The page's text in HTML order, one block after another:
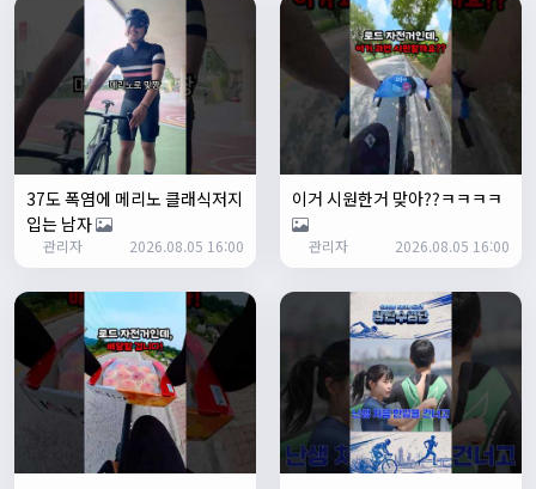
명신이 13:35:29
안녕하세요
1/27/2025
루나워커20:37:55
좋네요. 이것저것 많이요
열심히타자21:12:34
설연휴인데 날씨가..ㅠㅠ
1/28/2025
꼬유10:07:01
명절 행복하게 보내세요~ !!
1/29/2025
2chun09:38:46
명절 잘 보내세요~!
명신이12:33:45
명절 잘보내세요~
2/1/2025
Leepi08:05:10
37도 폭염에 메리노 클래식저지
입는 남자
관리자 2026.08.05 16:00
이거 시원한거 맞아??ㅋㅋㅋㅋ
관리자 2026.08.05 16:00